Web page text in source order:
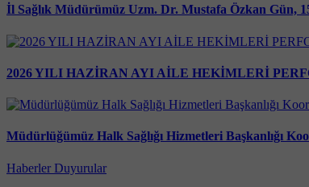
İl Sağlık Müdürümüz Uzm. Dr. Mustafa Özkan Gün,
2026 YILI HAZİRAN AYI AİLE HEKİMLERİ
Müdürlüğümüz Halk Sağlığı Hizmetleri Başkanlığı
Haberler Duyurular